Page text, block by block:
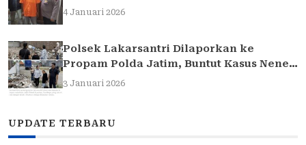
4 Januari 2026
Polsek Lakarsantri Dilaporkan ke
Propam Polda Jatim, Buntut Kasus Nenek
Elina
3 Januari 2026
UPDATE TERBARU